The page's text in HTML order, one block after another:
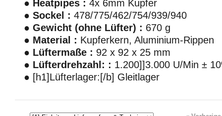
● Heatpipes : 4x 6mm Kupfer
● Sockel : 478/775/462/754/939/940
● Gewicht (ohne Lüfter) : 670 g
● Material : Kupferkern, Aluminium-Rippen
● Lüftermaße : 92 x 92 x 25 mm
● Lüfterdrehzahl: : 1.200]]3.000 U/Min ±
● [h1]Lüfterlager:[/b] Gleitlager